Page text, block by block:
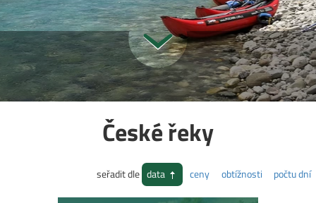
České řeky
seřadit dle data ceny obtížnosti počtu dní